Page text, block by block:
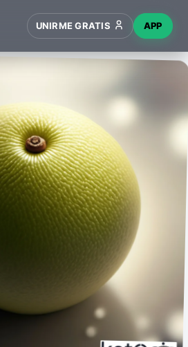
RECETAS
HUB
WIKI
NUEVO
UNIRME GRATIS APP